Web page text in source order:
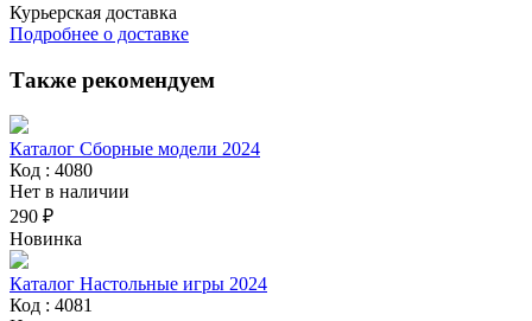
Курьерская доставка
Подробнее о доставке
Также рекомендуем
Каталог Сборные модели 2024
Код : 4080
Нет в наличии
290 ₽
Новинка
Каталог Настольные игры 2024
Код : 4081